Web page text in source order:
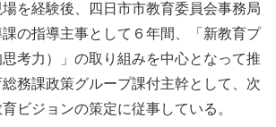
を経験後、四日市市教育委員会事務局
の指導主事として６年間、「新教育プ
考力）」の取り組みを中心となって推
務課政策グループ課付主幹として、次
ビジョンの策定に従事している。